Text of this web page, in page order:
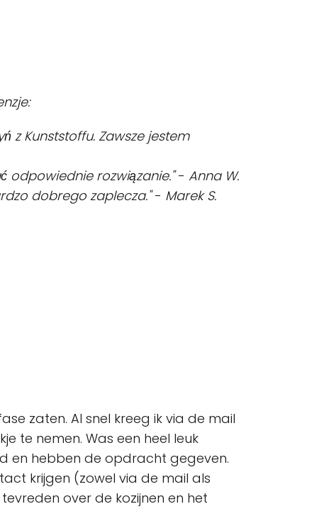
z Kunststoffu. Zawsze jestem
odpowiednie rozwiązanie."- Anna W.
dobrego zaplecza."- Marek S.
zaten. Al snel kreeg ik via de mail
te nemen. Was een heel leuk
en hebben de opdracht gegeven.
krijgen (zowel via de mail als
over de kozijnen en het